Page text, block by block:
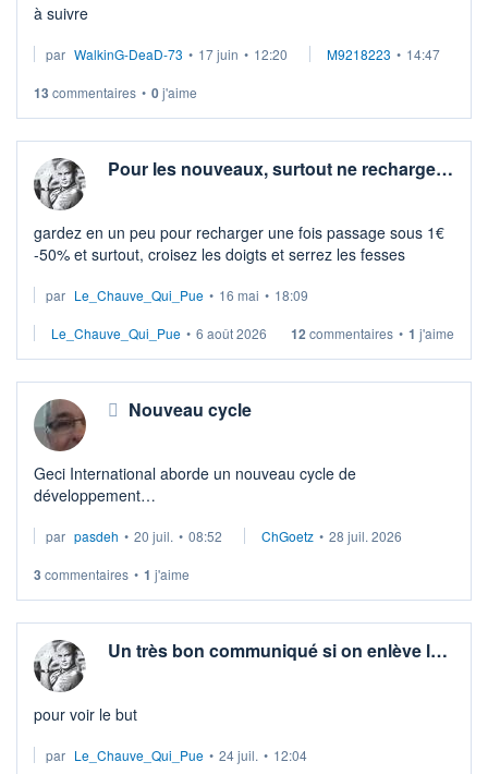
à suivre
par WalkinG-DeaD-73 • 17 juin • 12:20 M9218223 • 14:47
13 commentaires • 0j'aime
Pour les nouveaux, surtout ne recharge…
gardez en un peu pour recharger une fois passage sous 1€
-50% et surtout, croisez les doigts et serrez les fesses
par Le_Chauve_Qui_Pue • 16 mai • 18:09
Le_Chauve_Qui_Pue • 6 août 2026 12 commentaires • 1 j'aime
Nouveau cycle
Geci International aborde un nouveau cycle de
développement
A l'occasion de la publication de ses comptes 2025-2026,
par pasdeh • 20 juil. • 08:52 ChGoetz • 28 juil. 2026
3 commentaires • 1 j'aime
Un très bon communiqué si on enlève l…
pour voir le but
par Le_Chauve_Qui_Pue • 24 juil. • 12:04